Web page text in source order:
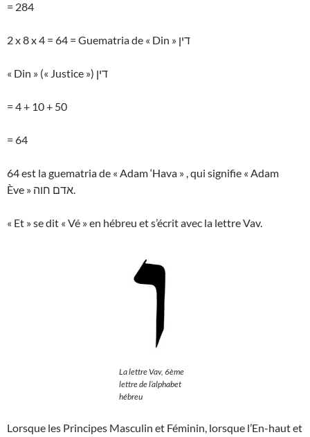
= 284
2 x 8 x 4 = 64 = Guematria de « Din » דין
« Din » (« Justice ») דין
= 4 + 10 + 50
= 64
64 est la guematria de « Adam ‘Hava » , qui signifie « Adam
Ève » אדם חוה.
« Et » se dit « Vé » en hébreu et s’écrit avec la lettre Vav.
La lettre Vav, 6ème
lettre de l’alphabet
hébreu
Lorsque les Principes Masculin et Féminin, lorsque l’En-haut et